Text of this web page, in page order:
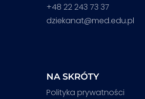
+48 22 243 73 37
dziekanat@med.edu.pl
NA SKRÓTY
Polityka prywatności